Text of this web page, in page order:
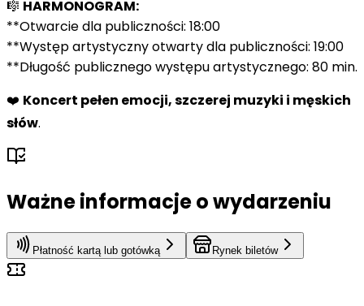
🎼 HARMONOGRAM:
**Otwarcie dla publiczności: 18:00
**Występ artystyczny otwarty dla publiczności: 19:00
**Długość publicznego występu artystycznego: 80 min.
❤️ Koncert pełen emocji, szczerej muzyki i męskich
słów.
Ważne informacje o wydarzeniu
Płatność kartą lub gotówką Rynek biletów